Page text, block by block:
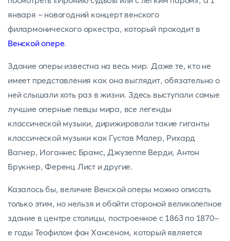
января – новогодний концерт венского
филармонического оркестра, который проходит в
Венской опере.
Здание оперы известна на весь мир. Даже те, кто не
имеет представления как она выглядит, обязательно о
ней слышали хоть раз в жизни. Здесь выступали самые
лучшие оперные певцы мира, все легенды
классической музыки, дирижировали такие гиганты
классической музыки как Густав Малер, Рихард
Вагнер, Иоганнес Брамс, Джузеппе Верди, Антон
Брукнер, Ференц Лист и другие.
Казалось бы, величие Венской оперы можно описать
только этим, но нельзя и обойти стороной великолепное
здание в центре столицы, построенное с 1863 по 1870-
е годы Теофилом фон Хансеном, который является